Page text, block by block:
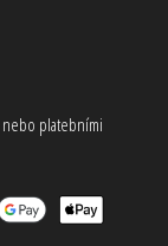
nebo platebními